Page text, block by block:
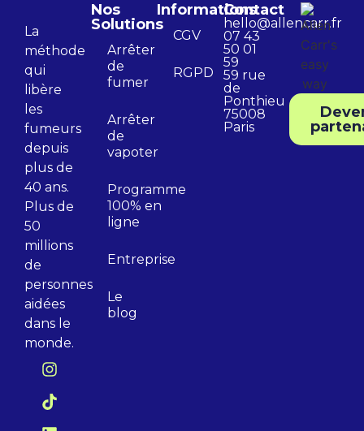
La
méthode
qui
libère
les
fumeurs
depuis
plus de
40 ans.
Plus de
50
millions
de
personnes
aidées
dans le
monde.
Nos
Solutions
Arrêter
de
fumer
Arrêter
de
vapoter
Programme
100% en
ligne
Entreprise
Le
blog
Informations
CGV
RGPD
Contact
hello@allencarr.fr
07 43
50 01
59
59 rue
de
Ponthieu
75008
Paris